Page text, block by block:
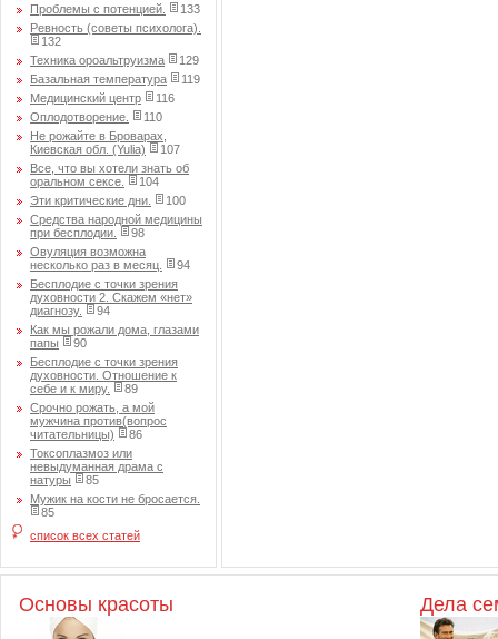
Проблемы с потенцией.
133
Ревность (советы психолога).
132
Техника ороальтруизма
129
Базальная температура
119
Медицинский центр
116
Оплодотворение.
110
Не рожайте в Броварах,
Киевская обл. (Yulia)
107
Все, что вы хотели знать об
оральном сексе.
104
Эти критические дни.
100
Средства народной медицины
при бесплодии.
98
Овуляция возможна
несколько раз в месяц.
94
Бесплодие с точки зрения
духовности 2. Скажем «нет»
диагнозу.
94
Как мы рожали дома, глазами
папы
90
Бесплодие с точки зрения
духовности. Отношение к
себе и к миру.
89
Срочно рожать, а мой
мужчина против(вопрос
читательницы)
86
Токсоплазмоз или
невыдуманная драма с
натуры
85
Мужик на кости не бросается.
85
список всех статей
Основы красоты Дела